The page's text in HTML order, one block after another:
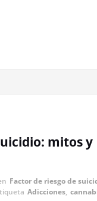
mitos y
Factor de riesgo de
Adicciones,